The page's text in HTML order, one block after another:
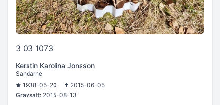
3 03 1073
Kerstin Karolina Jonsson
Sandarne
1938-05-20
2015-06-05
Gravsatt: 2015-08-13